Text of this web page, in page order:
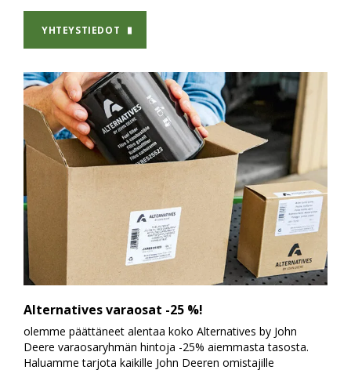
YHTEYSTIEDOT
Alternatives varaosat -25 %!
olemme päättäneet alentaa koko Alternatives by John
Deere varaosaryhmän hintoja -25% aiemmasta tasosta.
Haluamme tarjota kaikille John Deeren omistajille